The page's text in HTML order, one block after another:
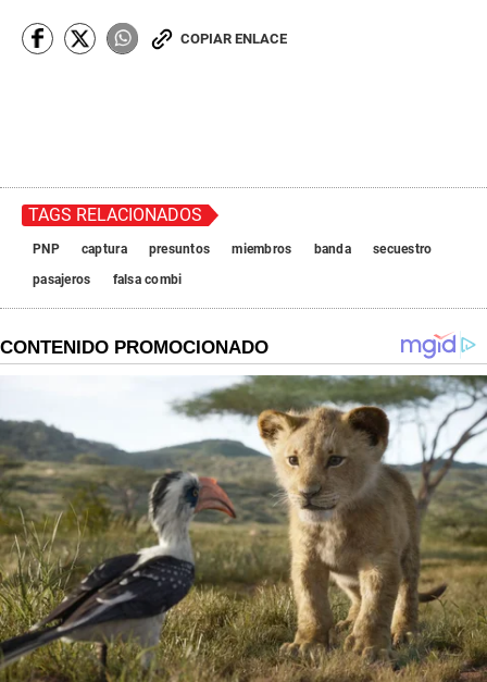
COPIAR ENLACE
TAGS RELACIONADOS
PNP captura presuntos miembros banda
secuestro
pasajeros
falsa combi